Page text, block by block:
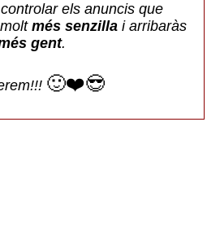
els anuncis que
més senzillai arribaràs
gent.
🙂❤️😎